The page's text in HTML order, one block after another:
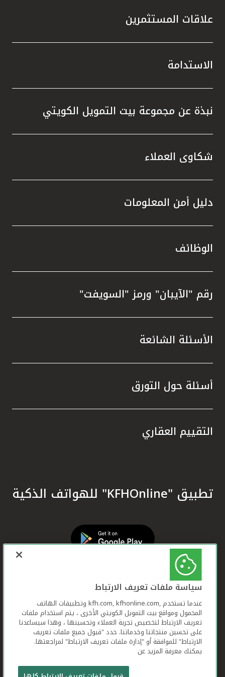
علاقات المستثمرين
الاستدامة
نبذة عن مجموعة بيت التمويل الكويتي
شكاوى العملاء
دليل أمن المعلومات
الوظائف
رقم "الآيبان" ورمز "السويفت"
الأسئلة الشائعة
أسئلة حول التورق
التقييم العقاري
تطبيق "KFHOnline" للهواتف الذكية
بيت التمويل الكويتي جميع الحقوق محفوظة © 2026
سياسة ملفات تعريف الارتباط
عندما تستخدم ,kfh.com, kfhonline.com وتطبيقات الهاتف
المحمول ومواقع بيت التمويل الكويتي الأخرى ، يتم استخدام ملفات
تعريف الارتباط لتخصيص تجربة العملاء وتحسينها ، وهذا سيساعدنا
على تحسين منتجاتنا وخدماتنا. حدد "قبول جميع ملفات تعريف
الارتباط" للموافقة أو "إدارة ملفات تعريف الارتباط" لمراجعتها.
يمكنك معرفة المزيد عن